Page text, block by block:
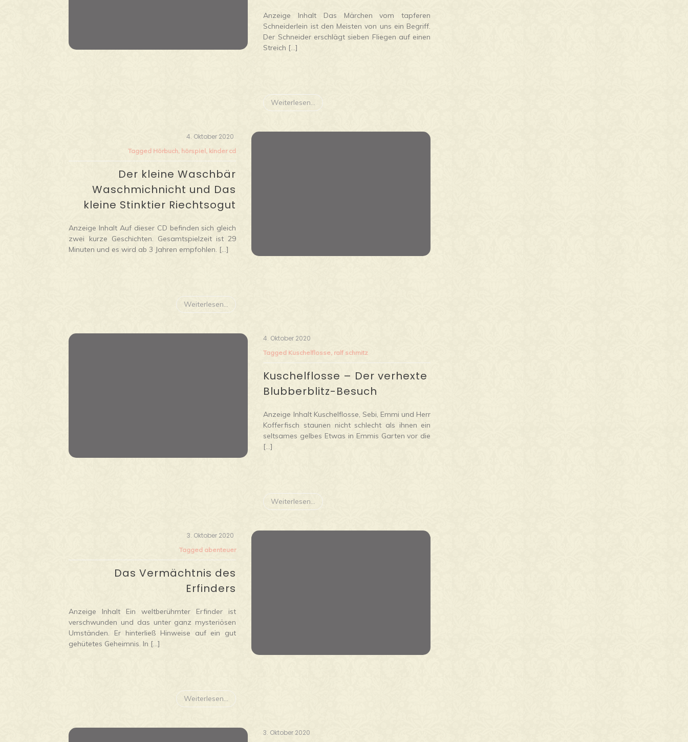
Anzeige Inhalt Das Märchen vom tapferen
Schneiderlein ist den Meisten von uns ein Begriff.
Der Schneider erschlägt sieben Fliegen auf einen
Streich […]
Weiterlesen...
4. Oktober 2020
Tagged Hörbuch hörspiel kinder cd
Der kleine Waschbär
Waschmichnicht und Das
kleine Stinktier Riechtsogut
Anzeige Inhalt Auf dieser CD befinden sich gleich
zwei kurze Geschichten. Gesamtspielzeit ist 29
Minuten und es wird ab 3 Jahren empfohlen. […]
Weiterlesen...
4. Oktober 2020
Tagged Kuschelflosse ralf schmitz
Kuschelflosse – Der verhexte
Blubberblitz-Besuch
Anzeige Inhalt Kuschelflosse, Sebi, Emmi und Herr
Kofferfisch staunen nicht schlecht als ihnen ein
seltsames gelbes Etwas in Emmis Garten vor die
[…]
Weiterlesen...
3. Oktober 2020
Tagged abenteuer
Das Vermächtnis des
Erfinders
Anzeige Inhalt Ein weltberühmter Erfinder ist
verschwunden und das unter ganz mysteriösen
Umständen. Er hinterließ Hinweise auf ein gut
gehütetes Geheimnis. In […]
Weiterlesen...
3. Oktober 2020